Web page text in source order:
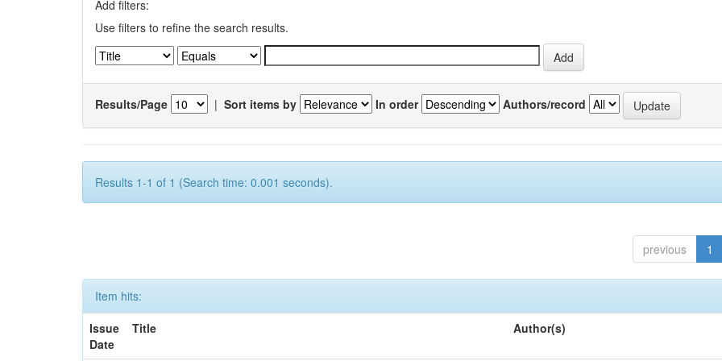
Add filters:
Use filters to refine the search results.
Results/Page | Sort items by In order Authors/record
Results 1-1 of 1 (Search time: 0.001 seconds).
previous 1
Item hits:
Issue
Date
Title Author(s)